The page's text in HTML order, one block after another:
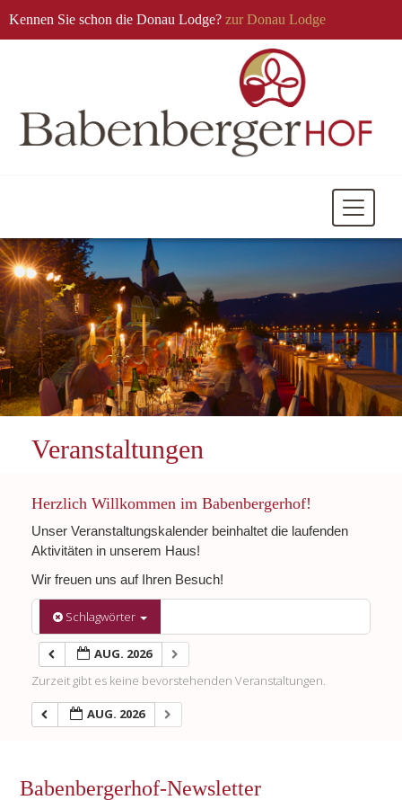
Kennen Sie schon die Donau Lodge? zur Donau Lodge
Mobile
Veranstaltungen
Herzlich Willkommen im Babenbergerhof!
Unser Veranstaltungskalender beinhaltet die laufenden
Aktivitäten in unserem Haus!
Wir freuen uns auf Ihren Besuch!
Schlagwörter
AUG. 2026
Zurzeit gibt es keine bevorstehenden Veranstaltungen.
AUG. 2026
Babenbergerhof-Newsletter